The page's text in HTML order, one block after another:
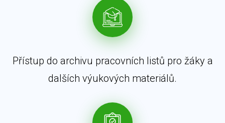
Přístup do archivu pracovních listů pro žáky a
dalších výukových materiálů.